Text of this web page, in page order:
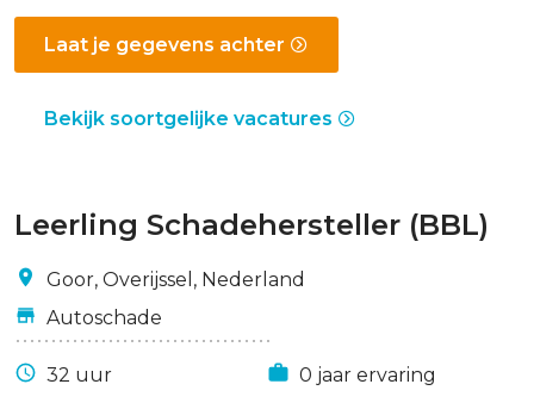
Laat je gegevens achter
Bekijk soortgelijke vacatures
Leerling Schadehersteller (BBL)
Goor, Overijssel, Nederland
Autoschade
32 uur 0 jaar ervaring